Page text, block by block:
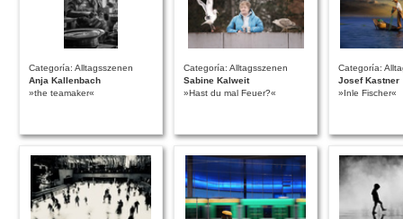
Categoría: Alltagsszenen
Anja Kallenbach
»the teamaker«
Categoría: Alltagsszenen
Sabine Kalweit
»Hast du mal Feuer?«
Categoría:
Josef Kastner
»Inle Fischer«